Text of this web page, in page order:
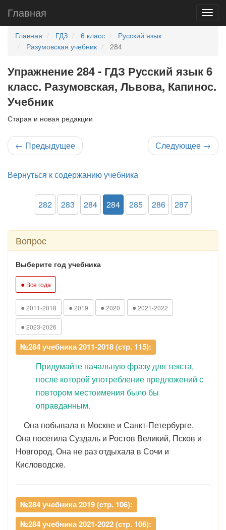
Главная
Главная ГДЗ 6 класс
Русский язык
Разумовская учебник
284
Упражнение 284 - ГДЗ Русский язык 6
класс. Разумовская, Львова, Капинос.
Учебник
Старая и новая редакции
← Предыдущее Следующее →
Вернуться к содержанию учебника
282 283 284 284 285 286 287
Вопрос
Выберите год учебника
● Все года
● 2011-2018 ● 2019 ● 2020 ● 2021-2022
● 2023-2026
№284 учебника 2011-2018 (стр. 115):
Придумайте начальную фразу для текста,
после которой употребление предложений с
повтором местоимения было бы
оправданным.
Она побывала в Москве и Санкт-Петербурге.
Она посетила Суздаль и Ростов Великий, Псков и
Новгород. Она не раз отдыхала в Сочи и
Кисловодске.
№284 учебника 2019 (стр. 106):
№284 учебника 2021-2022 (стр. 106):